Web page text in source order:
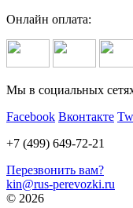
Онлайн оплата:
Мы в социальных
Facebook Вконтакте
+7 (499) 649-72-21
Перезвонить вам?
kin@rus-perevozki.ru
© 2026